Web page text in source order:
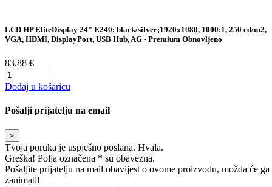
LCD HP EliteDisplay 24" E240; black/silver;1920x1080, 1000:1, 250 cd/m2,
VGA, HDMI, DisplayPort, USB Hub, AG - Premium Obnovljeno
83,88 €
Dodaj u košaricu
Pošalji prijatelju na email
×
Tvoja poruka je uspješno poslana. Hvala.
Greška! Polja označena * su obavezna.
Pošaljite prijatelju na mail obavijest o ovome proizvodu, možda će ga
zanimati!